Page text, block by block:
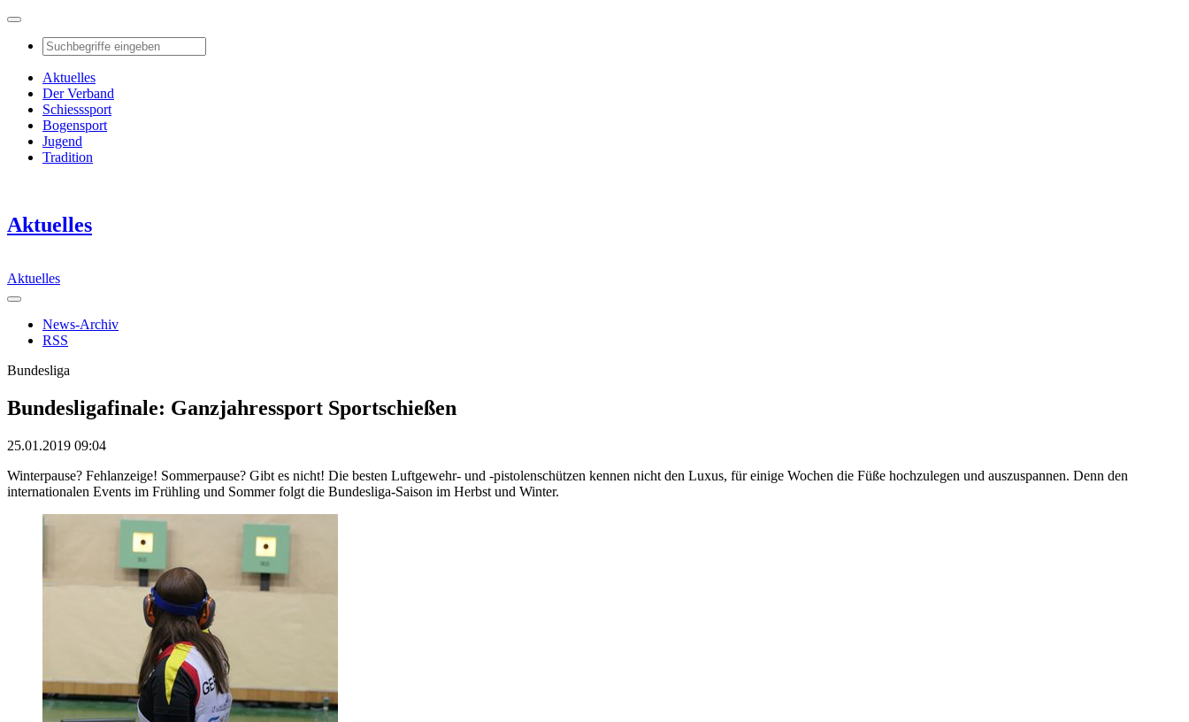
Aktuelles
Der Verband
Schiesssport
Bogensport
Jugend
Tradition
Aktuelles
Aktuelles
News-Archiv
RSS
Bundesliga
Bundesligafinale: Ganzjahressport Sportschießen
25.01.2019 09:04
Winterpause? Fehlanzeige! Sommerpause? Gibt es nicht! Die besten Luftgewehr- und -pistolenschützen kennen nicht den Luxus, für einige Wochen die Füße hochzulegen und auszuspannen. Denn den
internationalen Events im Frühling und Sommer folgt die Bundesliga-Saison im Herbst und Winter.